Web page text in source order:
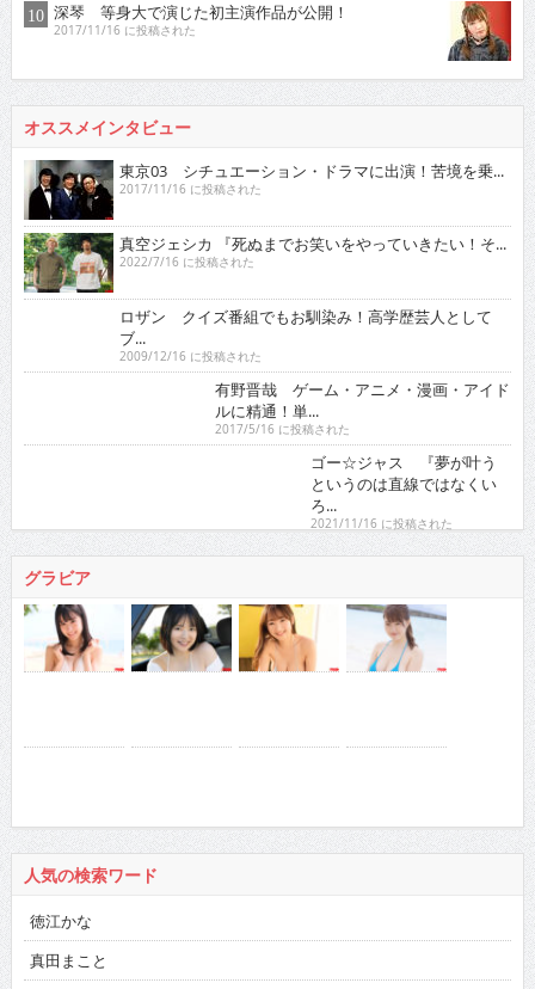
深琴 等身大で演じた初主演作品が公開！
2017/11/16 に投稿された
オススメインタビュー
東京03 シチュエーション・ドラマに出演！苦境を乗...
2017/11/16 に投稿された
真空ジェシカ 『死ぬまでお笑いをやっていきたい！そ...
2022/7/16 に投稿された
ロザン クイズ番組でもお馴染み！高学歴芸人として
ブ...
2009/12/16 に投稿された
有野晋哉 ゲーム・アニメ・漫画・アイドルに精通！
2017/5/16 に投稿された
ゴー☆ジャス 『夢が叶うというのは直線ではなくい
グラビア
人気の検索ワード
徳江かな
真田まこと